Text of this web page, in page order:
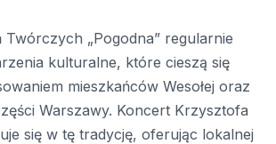
Twórczych „Pogodna” regularnie
kulturalne, które cieszą się
mieszkańców Wesołej oraz
Warszawy. Koncert Krzysztofa
się w tę tradycję, oferując lokalnej